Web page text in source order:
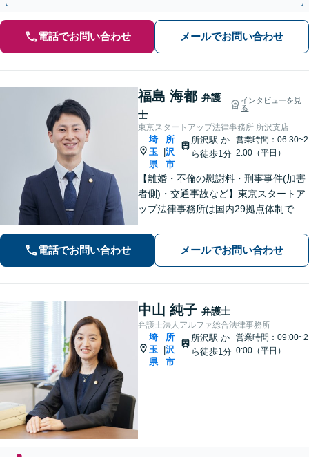
電話でお問い合わせ メールでお問い合わせ
福島 海都 弁護
士
インタビューを見
る
東京スタートアップ法律事務所 所沢支店
埼
玉
県
所
沢
市
所沢駅 か
ら徒歩1分
営業時間：06:30~2
2:00（平日）
【離婚・不倫の慰謝料・刑事事件(加害
者側)・交通事故など】東京スタートア
ップ法律事務所は国内29拠点体制で全
対応(法律相談は完全予約制)】各分野で
専門性の高い弁護士が寄り添い解決を
サポートします。
電話でお問い合わせ メールでお問い合わせ
中山 純子 弁護士
弁護士法人アルファ総合法律事務所
埼
玉
県
所
沢
市
所沢駅 か
ら徒歩1分
営業時間：09:00~2
0:00（平日）